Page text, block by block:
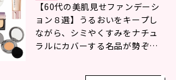
【60代の美肌見せファンデーシ
ョン８選】うるおいをキープし
ながら、シミやくすみをナチュ
ラルにカバーする名品が勢ぞろ